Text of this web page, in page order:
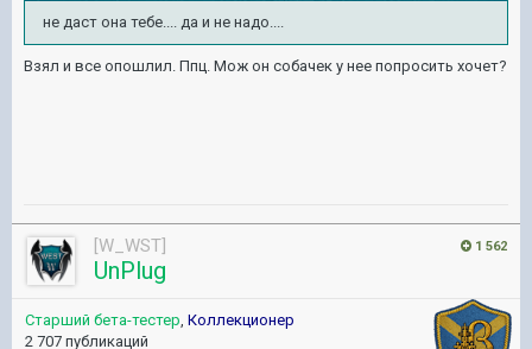
не даст она тебе.... да и не надо....
Взял и все опошлил. Ппц. Мож он собачек у нее попросить хочет?
1 562
[W_WST]
UnPlug
Старший бета-тестер, Коллекционер
2 707 публикаций